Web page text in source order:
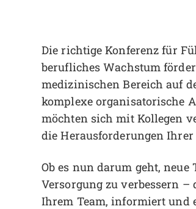
Die richtige Konferenz für
berufliches Wachstum
medizinischen Bereich auf
komplexe organisatorische
möchten sich mit Kollegen
die Herausforderungen
Ob es nun darum geht,
Versorgung zu verbessern
Ihrem Team, informiert und